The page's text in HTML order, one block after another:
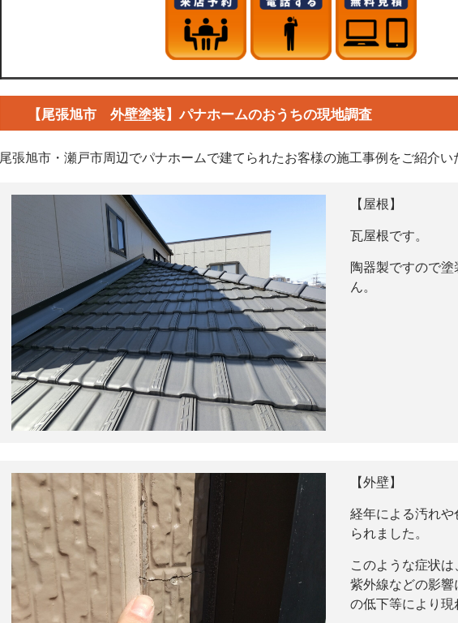
【尾張旭市 外壁塗装】パナホームのおうちの現地調査
尾張旭市・瀬戸市周辺でパナホームで建てられたお客様の施工事例をご紹介い
【屋根】
瓦屋根です。
陶器製ですので
ん。
【外壁】
経年による汚れ
られました。
このような症状は
紫外線などの影
の低下等により現